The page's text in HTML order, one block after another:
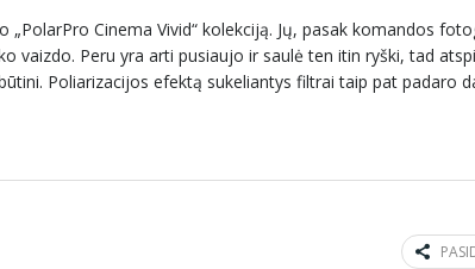
Cinema Vivid“ kolekciją. Jų, pasak komandos
vaizdo. Peru yra arti pusiaujo ir saulė ten itin ryški, tad
Poliarizacijos efektą sukeliantys filtrai taip pat padaro